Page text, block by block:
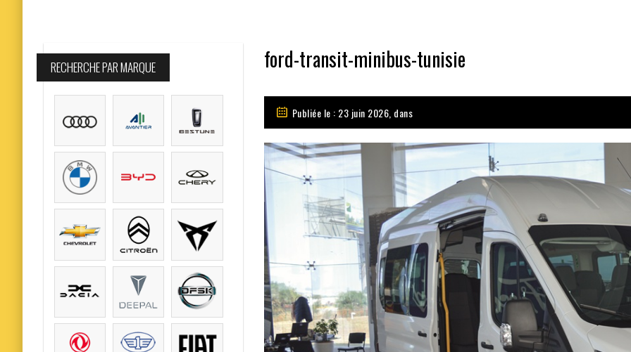
ford-transit-minibus-tunisie
Publiée le : 23 juin 2026, dans
RECHERCHE PAR MARQUE